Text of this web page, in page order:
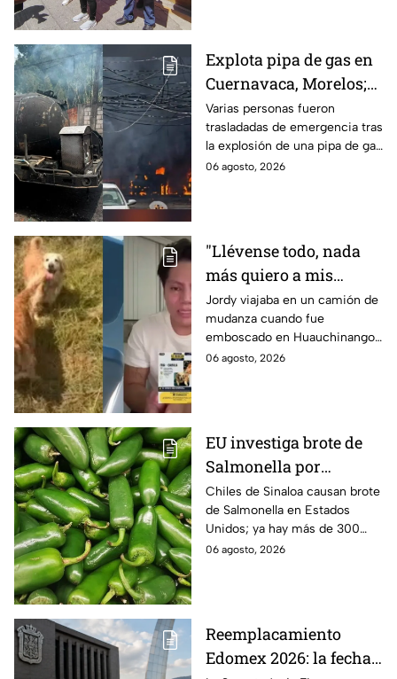
Explota pipa de gas en
Cuernavaca, Morelos;
se reportan más de 20
personas con
quemaduras
Varias personas fueron
trasladadas de emergencia tras
la explosión de una pipa de gas
cerca de la colonia Las
06 agosto, 2026
"Llévense todo, nada
más quiero a mis
perritas": Asaltan a un
joven, vacían sus
cuentas y le roban a sus
mascotas en
Jordy viajaba en un camión de
mudanza cuando fue
emboscado en Huauchinango,
Puebla, Además de quitarle
06 agosto, 2026
EU investiga brote de
Salmonella por
jalapeños de Sinaloa
Chiles de Sinaloa causan brote
de Salmonella en Estados
Unidos; ya hay más de 300
enfermos en 27 estados.
06 agosto, 2026
Reemplacamiento
Edomex 2026: la fecha